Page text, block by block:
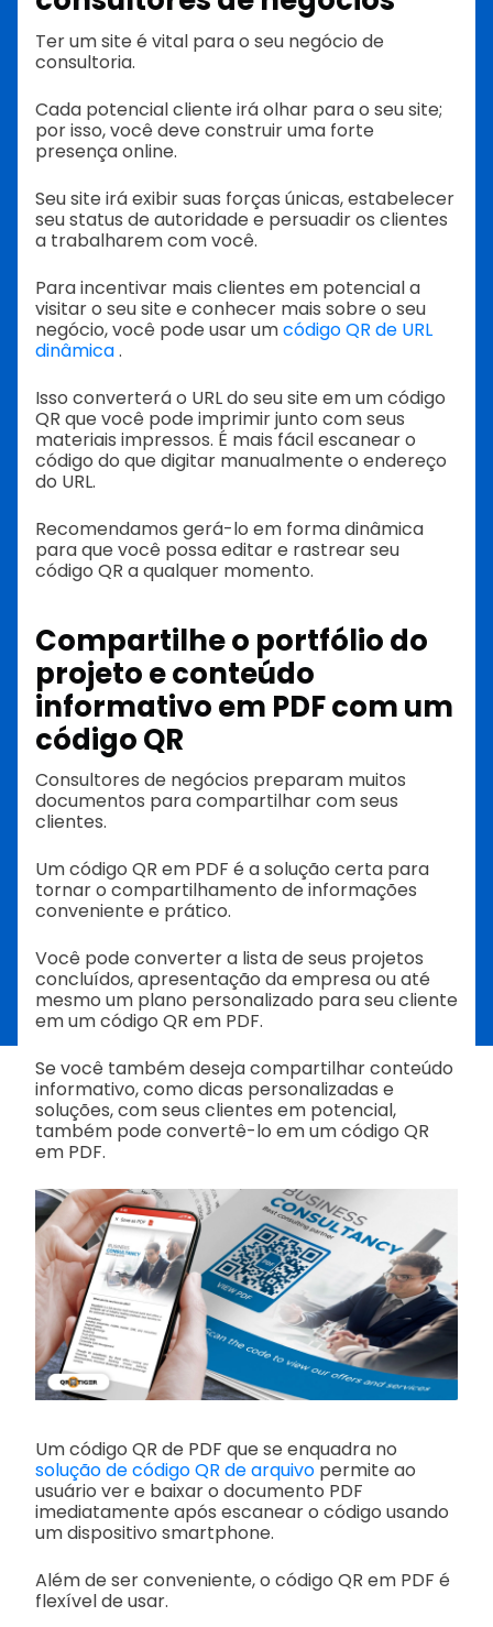
Ter um site é vital para o seu negócio de
consultoria.
Cada potencial cliente irá olhar para o seu site;
por isso, você deve construir uma forte
presença online.
Seu site irá exibir suas forças únicas, estabelecer
seu status de autoridade e persuadir os clientes
a trabalharem com você.
Para incentivar mais clientes em potencial a
visitar o seu site e conhecer mais sobre o seu
negócio, você pode usar umcódigo QR de URL
dinâmica.
Isso converterá o URL do seu site em um código
QR que você pode imprimir junto com seus
materiais impressos. É mais fácil escanear o
código do que digitar manualmente o endereço
do URL.
Recomendamos gerá-lo em forma dinâmica
para que você possa editar e rastrear seu
código QR a qualquer momento.
Compartilhe o portfólio do
projeto e conteúdo
informativo em PDF com um
código QR
Consultores de negócios preparam muitos
documentos para compartilhar com seus
clientes.
Um código QR em PDF é a solução certa para
tornar o compartilhamento de informações
conveniente e prático.
Você pode converter a lista de seus projetos
concluídos, apresentação da empresa ou até
mesmo um plano personalizado para seu cliente
em um código QR em PDF.
Se você também deseja compartilhar conteúdo
informativo, como dicas personalizadas e
soluções, com seus clientes em potencial,
também pode convertê-lo em um código QR
em PDF.
Um código QR de PDF que se enquadra no
solução de código QR de arquivo permite ao
usuário ver e baixar o documento PDF
imediatamente após escanear o código usando
um dispositivo smartphone.
Além de ser conveniente, o código QR em PDF é
flexível de usar.